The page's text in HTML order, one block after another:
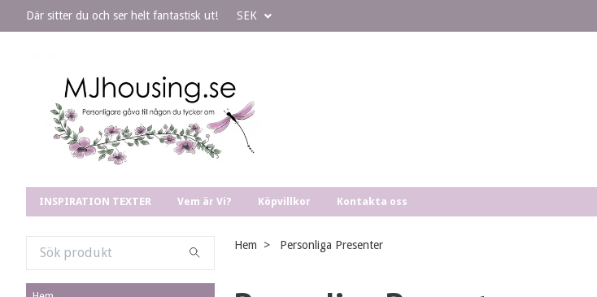
Där sitter du och ser helt fantastisk ut! SEK
INSPIRATION TEXTER Vem är Vi? Köpvillkor Kontakta oss
Hem Personliga Presenter